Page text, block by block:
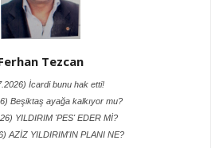
Tezcan
İcardi bunu hak etti!
Beşiktaş ayağa kalkıyor mu?
YILDIRIM 'PES' EDER Mİ?
AZİZ YILDIRIM'IN PLANI NE?